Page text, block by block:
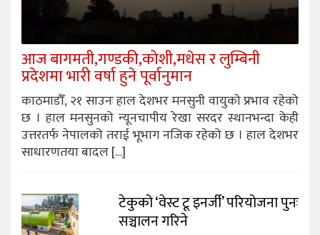
आज बागमती,गण्डकी,कोशी,मधेस र लुम्बिनी
प्रदेशमा भारी वर्षा हुने पूर्वानुमान
काठमाडौँ, २१ साउनः हाल देशभर मनसुनी वायुको प्रभाव रहेको
छ । हाल मनसुनको न्यूनचापीय रेखा सरदर स्थानभन्दा केही
उत्तरतर्फ नेपालको तराई भूभाग नजिक रहेको छ । हाल देशभर
साधारणतया बादल […]
टेकुको ‘वेस्ट टू इनर्जी’ परियोजना पुनः
सञ्चालन गरिने